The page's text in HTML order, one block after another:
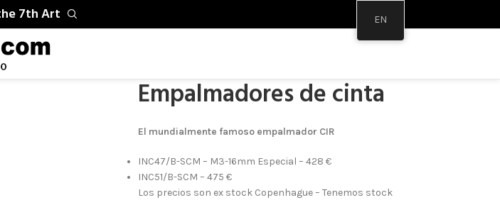
7th Art
Empalmadores de cinta
El mundialmente famoso empalmador CIR
INC47/B-SCM – M3-16mm Especial – 428 €
INC51/B-SCM – 475 €
Los precios son ex stock Copenhague – Tenemos stock
EN